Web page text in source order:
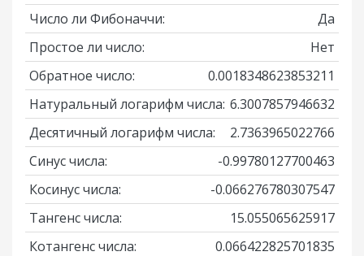
Число ли Фибоначчи:
Да
Простое ли число:
Нет
Обратное число:
0.0018348623853211
Натуральный логарифм числа: 6.3007857946632
Десятичный логарифм числа:
2.7363965022766
Синус числа:
-0.99780127700463
Косинус числа:
-0.066276780307547
Тангенс числа:
15.055065625917
Котангенс числа:
0.066422825701835